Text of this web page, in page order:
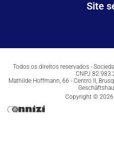
Site
Todos os direitos reservados -
CNPJ
Mathilde Hoffmann, 66 - Centro II,
Copyright © 2026